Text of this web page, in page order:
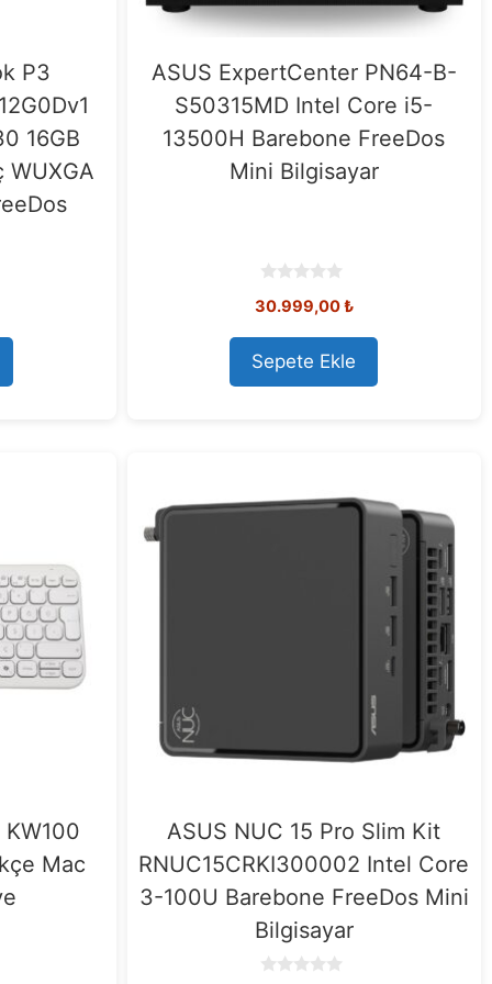
P3
16GB
WUXGA
ASUS ExpertCenter PN64-B-
S50315MD Intel Core i5-
13500H Barebone FreeDos
Mini Bilgisayar
o
t
o
f
5
30.999,00₺
Sepete Ekle
Mac
ASUS NUC 15 Pro Slim Kit
RNUC15CRKI300002 Intel Core
3-100U Barebone FreeDos Mini
Bilgisayar